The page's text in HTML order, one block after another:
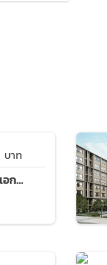
บาท
วี คอนโด (We Condo) เอกมัย - รามอินทรา